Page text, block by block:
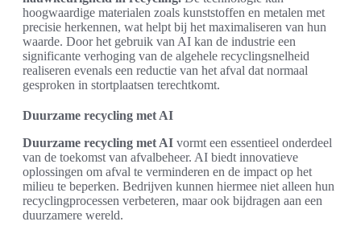
hoogwaardige materialen zoals kunststoffen en metalen met
precisie herkennen, wat helpt bij het maximaliseren van hun
waarde. Door het gebruik van AI kan de industrie een
significante verhoging van de algehele recyclingsnelheid
realiseren evenals een reductie van het afval dat normaal
gesproken in stortplaatsen terechtkomt.
Duurzame recycling met AI
Duurzame recycling met AI vormt een essentieel onderdeel
van de toekomst van afvalbeheer. AI biedt innovatieve
oplossingen om afval te verminderen en de impact op het
milieu te beperken. Bedrijven kunnen hiermee niet alleen hun
recyclingprocessen verbeteren, maar ook bijdragen aan een
duurzamere wereld.